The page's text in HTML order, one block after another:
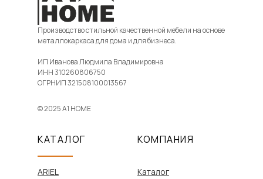
Производство стильной качественной мебели на основе
металлокаркаса для дома и для бизнеса.
ИП Иванова Людмила Владимировна
ИНН 310260806750
ОГРНИП 321508100013567
© 2025 A1 HOME
КАТАЛОГ
ARIEL
КОМПАНИЯ
Каталог